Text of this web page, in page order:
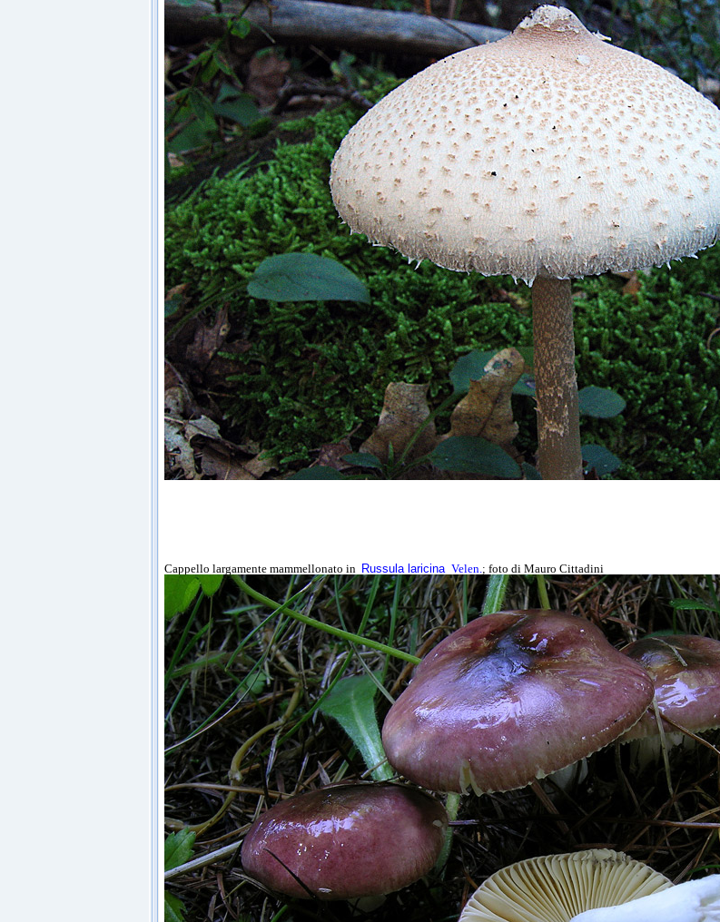
Cappello largamente mammellonato in Russula laricina Velen.; foto di Mauro Cittadini